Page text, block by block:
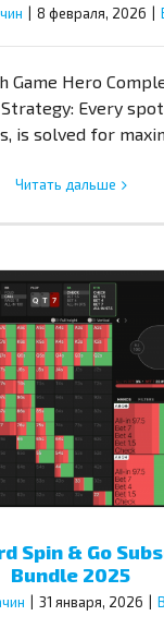
8 февраля, 2026
Game Hero
Every
is solved for
Читать дальше
Spin & Go
Bundle 2025
31 января, 2026